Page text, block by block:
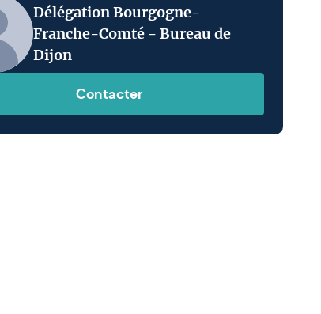
Délégation Bourgogne-
Franche-Comté - Bureau de
Dijon
Contacter